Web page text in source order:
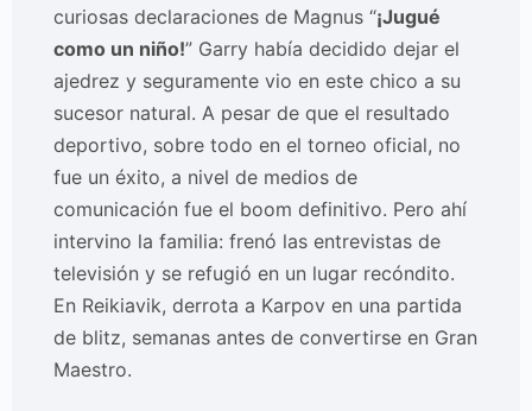
curiosas declaraciones de Magnus “¡Jugué
como un niño!” Garry había decidido dejar el
ajedrez y seguramente vio en este chico a su
sucesor natural. A pesar de que el resultado
deportivo, sobre todo en el torneo oficial, no
fue un éxito, a nivel de medios de
comunicación fue el boom definitivo. Pero ahí
intervino la familia: frenó las entrevistas de
televisión y se refugió en un lugar recóndito.
En Reikiavik, derrota a Karpov en una partida
de blitz, semanas antes de convertirse en Gran
Maestro.